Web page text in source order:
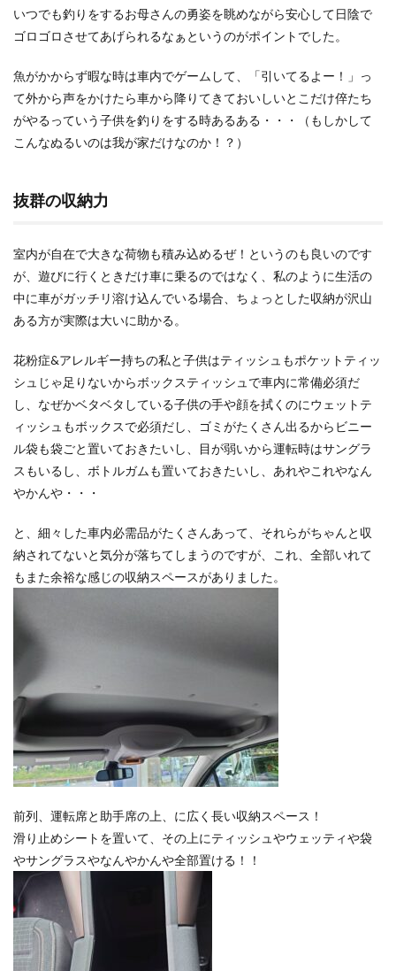
いつでも釣りをするお母さんの勇姿を眺めながら安心して日陰で
ゴロゴロさせてあげられるなぁというのがポイントでした。
魚がかからず暇な時は車内でゲームして、「引いてるよー！」っ
て外から声をかけたら車から降りてきておいしいとこだけ倅たち
がやるっていう子供を釣りをする時あるある・・・（もしかして
こんなぬるいのは我が家だけなのか！？）
抜群の収納力
室内が自在で大きな荷物も積み込めるぜ！というのも良いのです
が、遊びに行くときだけ車に乗るのではなく、私のように生活の
中に車がガッチリ溶け込んでいる場合、ちょっとした収納が沢山
ある方が実際は大いに助かる。
花粉症&アレルギー持ちの私と子供はティッシュもポケットティッ
シュじゃ足りないからボックスティッシュで車内に常備必須だ
し、なぜかベタベタしている子供の手や顔を拭くのにウェットテ
ィッシュもボックスで必須だし、ゴミがたくさん出るからビニー
ル袋も袋ごと置いておきたいし、目が弱いから運転時はサングラ
スもいるし、ボトルガムも置いておきたいし、あれやこれやなん
やかんや・・・
と、細々した車内必需品がたくさんあって、それらがちゃんと収
納されてないと気分が落ちてしまうのですが、これ、全部いれて
もまた余裕な感じの収納スペースがありました。
前列、運転席と助手席の上、に広く長い収納スペース！
滑り止めシートを置いて、その上にティッシュやウェッティや袋
やサングラスやなんやかんや全部置ける！！